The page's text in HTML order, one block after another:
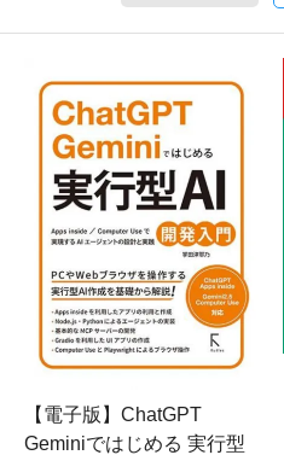
【電子版】ChatGPT
Geminiではじめる 実行型